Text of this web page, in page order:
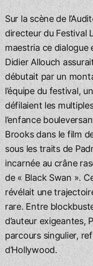
Sur la scène de
directeur du Festival
maestria ce dialogue
Didier Allouch
débutait par un
l’équipe du festival,
défilaient les
l’enfance
Brooks dans le film
sous les traits de
incarnée au crâne
de « Black Swan ».
révélait une
rare. Entre
d’auteur exigeantes,
parcours singulier,
d’Hollywood.